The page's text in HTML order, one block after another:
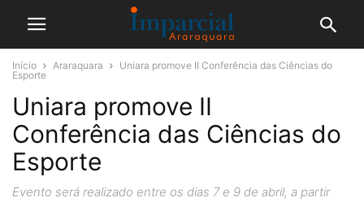
Início Araraquara
Uniara promove II Conferência das Ciências do
Esporte
Uniara promove II
Conferência das Ciências do
Esporte
Evento será realizado entre os dias 7 e 9 de abril, a partir